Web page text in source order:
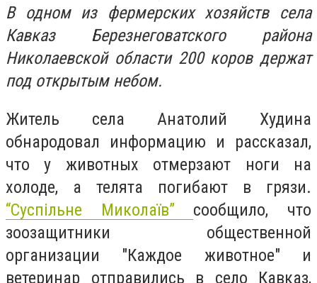
В одном из фермерских хозяйств села
Кавказ Березнеговатского района
Николаевской области 200 коров держат
под открытым небом.
Житель села Анатолий Худина
обнародовал информацию и рассказал,
что у животных отмерзают ноги на
холоде, а телята погибают в грязи.
“Суспільне Миколаїв” сообщило, что
зоозащитники общественной
организации "Каждое животное" и
ветеринар отправились в село Кавказ,